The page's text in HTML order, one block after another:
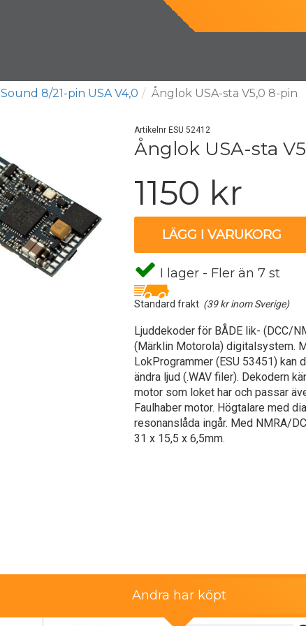
Sound 8/21-pin USA V4,0 Ånglok USA-sta V5,0 8-pin
Artikelnr ESU 52412
Ånglok USA-sta
1150 kr
LÄGG I VARUKORG
I lager - Fler än 7 st
Standard frakt (39 kr inom Sverige)
Ljuddekoder för BÅDE lik- (DCC/
(Märklin Motorola) digitalsystem.
LokProgrammer (ESU 53451) kan
ändra ljud (.WAV filer). Dekodern
motor som loket har och passar
Faulhaber motor. Högtalare med
resonanslåda ingår. Med NMRA/
31 x 15,5 x 6,5mm.
Andra har köpt